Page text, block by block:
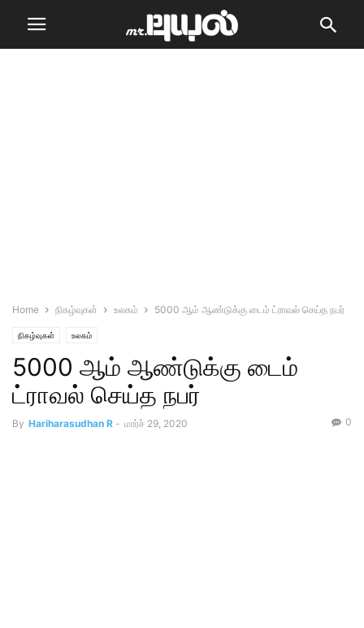
Home நிகழ்வுகள் உலகம் 5000 ஆம் ஆண்டுக்கு டைம் ட்ராவல் செய்த நபர்
நிகழ்வுகள் உலகம்
5000 ஆம் ஆண்டுக்கு டைம்
ட்ராவல் செய்த நபர்
By Hariharasudhan R - மார்ச் 29, 2020 0